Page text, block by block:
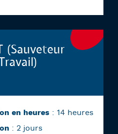
(Sauveteur
en heures : 14 heures
: 2 jours